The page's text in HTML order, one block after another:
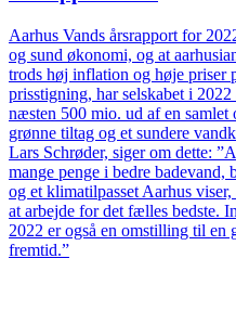
Aarhus Vands årsrapport for
og sund økonomi, og at
trods høj inflation og høje priser
prisstigning, har selskabet i
næsten 500 mio. ud af en
grønne tiltag og et sundere
Lars Schrøder, siger om dette:
mange penge i bedre badevand,
og et klimatilpasset Aarhus
at arbejde for det fælles bedste.
2022 er også en omstilling til en
fremtid.”